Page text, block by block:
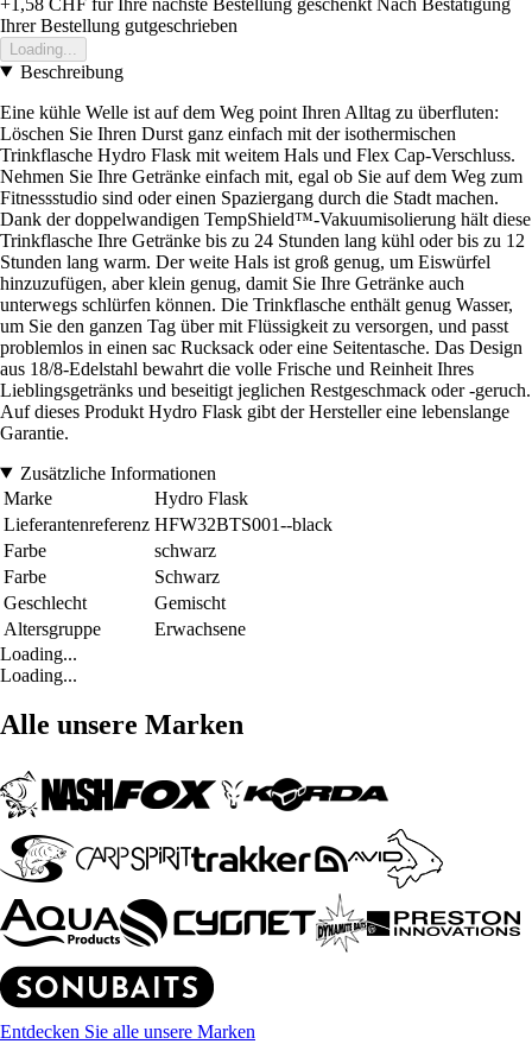
Ihrer Bestellung gutgeschrieben
Loading...
Beschreibung
Eine kühle Welle ist auf dem Weg point Ihren Alltag zu überfluten:
Löschen Sie Ihren Durst ganz einfach mit der isothermischen
Trinkflasche Hydro Flask mit weitem Hals und Flex Cap-Verschluss.
Nehmen Sie Ihre Getränke einfach mit, egal ob Sie auf dem Weg zum
Fitnessstudio sind oder einen Spaziergang durch die Stadt machen.
Dank der doppelwandigen TempShield™-Vakuumisolierung hält diese
Trinkflasche Ihre Getränke bis zu 24 Stunden lang kühl oder bis zu 12
Stunden lang warm. Der weite Hals ist groß genug, um Eiswürfel
hinzuzufügen, aber klein genug, damit Sie Ihre Getränke auch
unterwegs schlürfen können. Die Trinkflasche enthält genug Wasser,
um Sie den ganzen Tag über mit Flüssigkeit zu versorgen, und passt
problemlos in einen sac Rucksack oder eine Seitentasche. Das Design
aus 18/8-Edelstahl bewahrt die volle Frische und Reinheit Ihres
Lieblingsgetränks und beseitigt jeglichen Restgeschmack oder -geruch.
Auf dieses Produkt Hydro Flask gibt der Hersteller eine lebenslange
Garantie.
Zusätzliche Informationen
Marke
Hydro Flask
Lieferantenreferenz HFW32BTS001--black
Farbe
schwarz
Farbe
Schwarz
Geschlecht
Gemischt
Altersgruppe
Erwachsene
Loading...
Loading...
Alle unsere Marken
Entdecken Sie alle unsere Marken